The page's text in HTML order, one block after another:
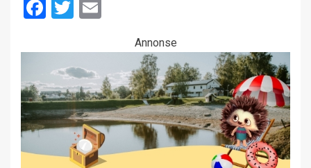
Facebook
Twitter
Annonse